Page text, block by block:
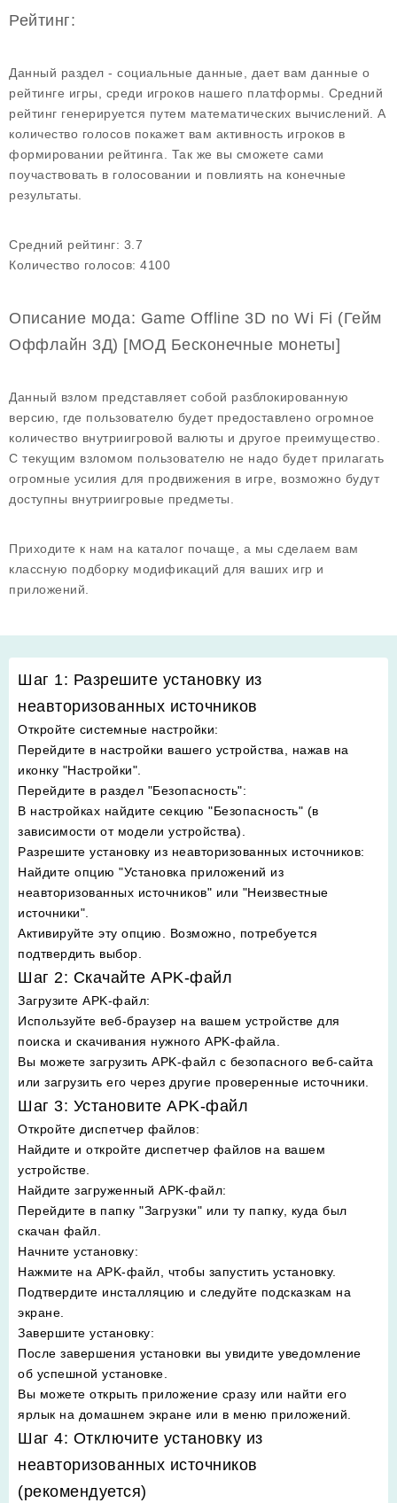
Рейтинг:
Данный раздел - социальные данные, дает вам данные о
рейтинге игры, среди игроков нашего платформы. Средний
рейтинг генерируется путем математических вычислений. А
количество голосов покажет вам активность игроков в
формировании рейтинга. Так же вы сможете сами
поучаствовать в голосовании и повлиять на конечные
результаты.
Средний рейтинг: 3.7
Количество голосов: 4100
Описание мода: Game Offline 3D no Wi Fi (Гейм
Оффлайн 3Д) [МОД Бесконечные монеты]
Данный взлом представляет собой разблокированную
версию, где пользователю будет предоставлено огромное
количество внутриигровой валюты и другое преимущество.
С текущим взломом пользователю не надо будет прилагать
огромные усилия для продвижения в игре, возможно будут
доступны внутриигровые предметы.
Приходите к нам на каталог почаще, а мы сделаем вам
классную подборку модификаций для ваших игр и
приложений.
Шаг 1: Разрешите установку из
неавторизованных источников
Откройте системные настройки:
Перейдите в настройки вашего устройства, нажав на
иконку "Настройки".
Перейдите в раздел "Безопасность":
В настройках найдите секцию "Безопасность" (в
зависимости от модели устройства).
Разрешите установку из неавторизованных источников:
Найдите опцию "Установка приложений из
неавторизованных источников" или "Неизвестные
источники".
Активируйте эту опцию. Возможно, потребуется
подтвердить выбор.
Шаг 2: Скачайте APK-файл
Загрузите APK-файл:
Используйте веб-браузер на вашем устройстве для
поиска и скачивания нужного APK-файла.
Вы можете загрузить APK-файл с безопасного веб-сайта
или загрузить его через другие проверенные источники.
Шаг 3: Установите APK-файл
Откройте диспетчер файлов:
Найдите и откройте диспетчер файлов на вашем
устройстве.
Найдите загруженный APK-файл:
Перейдите в папку "Загрузки" или ту папку, куда был
скачан файл.
Начните установку:
Нажмите на APK-файл, чтобы запустить установку.
Подтвердите инсталляцию и следуйте подсказкам на
экране.
Завершите установку:
После завершения установки вы увидите уведомление
об успешной установке.
Вы можете открыть приложение сразу или найти его
ярлык на домашнем экране или в меню приложений.
Шаг 4: Отключите установку из
неавторизованных источников
(рекомендуется)